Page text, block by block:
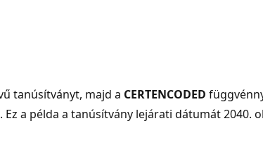
tanúsítványt, majd a CERTENCODED
a példa a tanúsítvány lejárati dátumát 2040.